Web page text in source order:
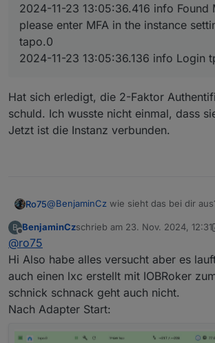
2024-11-23 13:05:36.416 info Found
please enter MFA in the instance
tapo.0
2024-11-23 13:05:36.136 info Login
Hat sich erledigt, die 2-Faktor
schuld. Ich wusste nicht einmal, dass
Jetzt ist die Instanz verbunden.
Ro75@BenjaminCz wie sieht das bei dir
Also ich habe heute Teile der
installiert. Dafür auch paar TAPO-P100
hatten noch die FW 1.4.10 drauf und
Aktualisiert auf 1.5.5 und dann liefen
habe die Meldungen im Log.
Meldungen kamen zwar auch, ABER
WICHTIG. Ich hatte das schon in
geschrieben. Der Adapter muss eine
aufweisen, sonst kann nichts
mehrfach wiederholen.
Aber mit der 0.3.3 geht es definitiv.
Ro75.
B
Offline
BenjaminCzschrieb am 23. Nov. 2024, 12:31
zuletzt editiert von BenjaminCz
@ro75
Hi Also habe alles versucht aber es
auch einen lxc erstellt mit IOBRoker
schnick schnack geht auch nicht.
Nach Adapter Start: